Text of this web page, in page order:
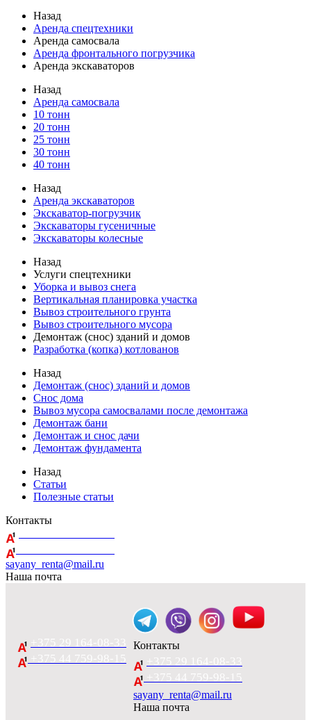
Назад
Аренда спецтехники
Аренда самосвала
Аренда фронтального погрузчика
Аренда экскаваторов
Назад
Аренда самосвала
10 тонн
20 тонн
25 тонн
30 тонн
40 тонн
Назад
Аренда экскаваторов
Экскаватор-погрузчик
Экскаваторы гусеничные
Экскаваторы колесные
Назад
Услуги спецтехники
Уборка и вывоз снега
Вертикальная планировка участка
Вывоз строительного грунта
Вывоз строительного мусора
Демонтаж (снос) зданий и домов
Разработка (копка) котлованов
Назад
Демонтаж (снос) зданий и домов
Снос дома
Вывоз мусора самосвалами после демонтажа
Демонтаж бани
Демонтаж и снос дачи
Демонтаж фундамента
Назад
Статьи
Полезные статьи
Контакты
sayany_renta@mail.ru
Наша почта
+375 29 164-08-33
+375 44 759-98-15
Контакты
+375 29 164-08-33
+375 44 759-98-15
sayany_renta@mail.ru
Наша почта